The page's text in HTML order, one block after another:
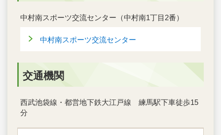
中村南スポーツ交流センター（中村南1丁目2番）
中村南スポーツ交流センター
交通機関
西武池袋線・都営地下鉄大江戸線 練馬駅下車徒歩15
分